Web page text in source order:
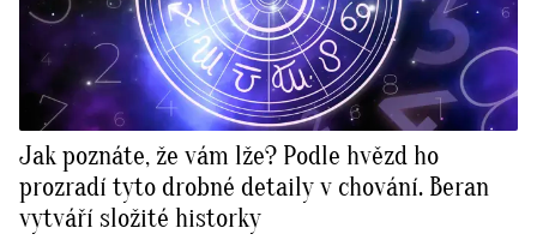
Jak poznáte, že vám lže? Podle hvězd ho
prozradí tyto drobné detaily v chování. Beran
vytváří složité historky